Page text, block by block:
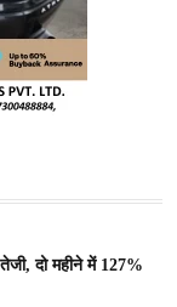
दो महीने में 127%